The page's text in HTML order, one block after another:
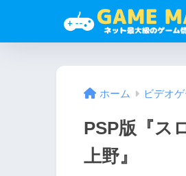
ホーム ビデオ
PSP版『ス
上野』